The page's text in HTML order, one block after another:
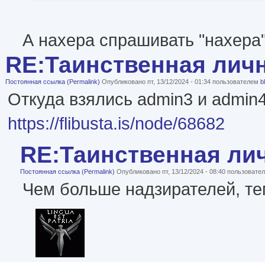
А нахера спрашивать
RE:Таинственная
Постоянная ссылка (Permalink) Опубликовано пт, 13/12/2024 - 01:34 пользователем
Откуда взялись admin3 и
https://flibusta.is/node/68682
RE:Таинственная
Постоянная ссылка (Permalink) Опубликовано пт, 13/12/2024 - 08:40
Чем больше надзирателей,